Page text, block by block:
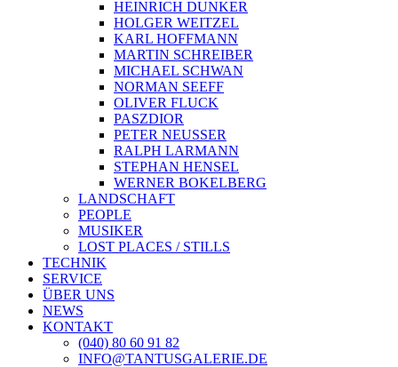
HEINRICH DUNKER
HOLGER WEITZEL
KARL HOFFMANN
MARTIN SCHREIBER
MICHAEL SCHWAN
NORMAN SEEFF
OLIVER FLUCK
PASZDIOR
PETER NEUSSER
RALPH LARMANN
STEPHAN HENSEL
WERNER BOKELBERG
LANDSCHAFT
PEOPLE
MUSIKER
LOST PLACES / STILLS
TECHNIK
SERVICE
ÜBER UNS
NEWS
KONTAKT
(040) 80 60 91 82
INFO@TANTUSGALERIE.DE